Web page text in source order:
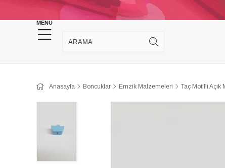
MENU
KINA DÜĞÜN MALZEMELERİ TAKI
Anasayfa Boncuklar Emzik Malzemeleri Taç Motifli Açık